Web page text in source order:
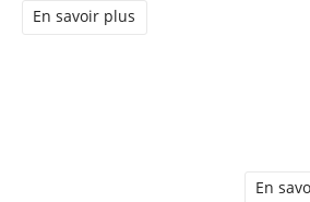
En savoir plus
En